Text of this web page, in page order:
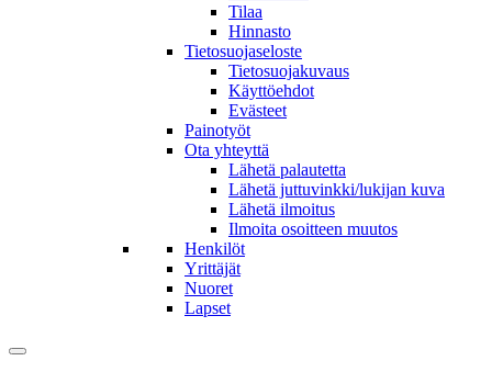
Tilaa
Hinnasto
Tietosuojaseloste
Tietosuojakuvaus
Käyttöehdot
Evästeet
Painotyöt
Ota yhteyttä
Lähetä palautetta
Lähetä juttuvinkki/lukijan kuva
Lähetä ilmoitus
Ilmoita osoitteen muutos
Henkilöt
Yrittäjät
Nuoret
Lapset